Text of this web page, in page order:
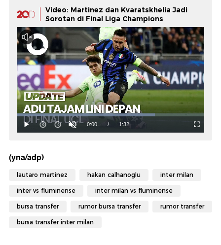
Video: Martinez dan Kvaratskhelia Jadi
Sorotan di Final Liga Champions
(yna/adp)
lautaro martinez hakan calhanoglu inter milan
inter vs fluminense inter milan vs fluminense
bursa transfer rumor bursa transfer rumor transfer
bursa transfer inter milan